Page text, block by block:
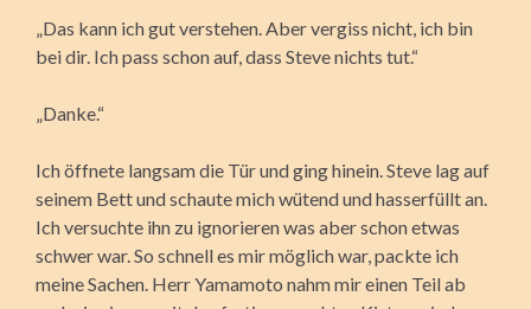
„Das kann ich gut verstehen. Aber vergiss nicht, ich bin
bei dir. Ich pass schon auf, dass Steve nichts tut.“
„Danke.“
Ich öffnete langsam die Tür und ging hinein. Steve lag auf
seinem Bett und schaute mich wütend und hasserfüllt an.
Ich versuchte ihn zu ignorieren was aber schon etwas
schwer war. So schnell es mir möglich war, packte ich
meine Sachen. Herr Yamamoto nahm mir einen Teil ab